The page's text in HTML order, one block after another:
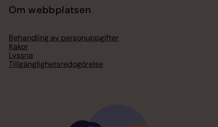
Om webbplatsen
Behandling av personuppgifter
Kakor
Lyssna
Tillgänglighetsredogörelse